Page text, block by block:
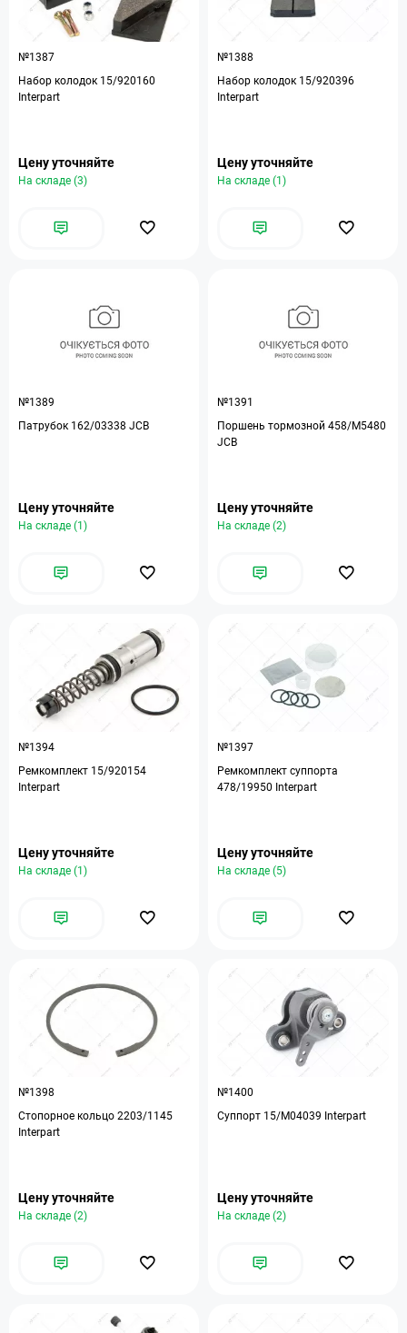
№1387
Набор колодок 15/920160
Interpart
Цену уточняйте
На складе (3)
№1388
Набор колодок 15/920396
Interpart
Цену уточняйте
На складе (1)
№1389
Патрубок 162/03338 JCB
Цену уточняйте
На складе (1)
№1391
Поршень тормозной 458/M5480
JCB
Цену уточняйте
На складе (2)
№1394
Ремкомплект 15/920154
Interpart
Цену уточняйте
На складе (1)
№1397
Ремкомплект суппорта
478/19950 Interpart
Цену уточняйте
На складе (5)
№1398
Стопорное кольцо 2203/1145
Interpart
Цену уточняйте
На складе (2)
№1400
Суппорт 15/M04039 Interpart
Цену уточняйте
На складе (2)